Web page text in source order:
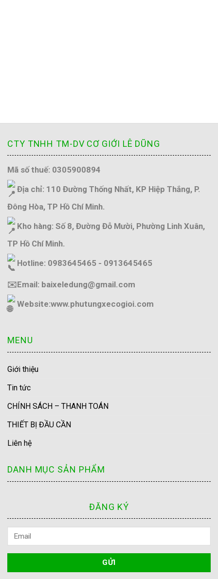
CTY TNHH TM-DV CƠ GIỚI LÊ DŨNG
Mã số thuế: 0305900894
Địa chỉ: 110 Đường Thống Nhất, KP Hiệp Thắng, P.
Đông Hòa, TP Hồ Chí Minh.
Kho hàng: Số 8, Đường Đỗ Mười, Phường Linh Xuân,
TP Hồ Chí Minh.
Hotline: 0983645465 - 0913645465
✉️Email: baixeledung@gmail.com
Website:www.phutungxecogioi.com
MENU
Giới thiệu
Tin tức
CHÍNH SÁCH – THANH TOÁN
THIẾT BỊ ĐẦU CẦN
Liên hệ
DANH MỤC SẢN PHẨM
ĐĂNG KÝ